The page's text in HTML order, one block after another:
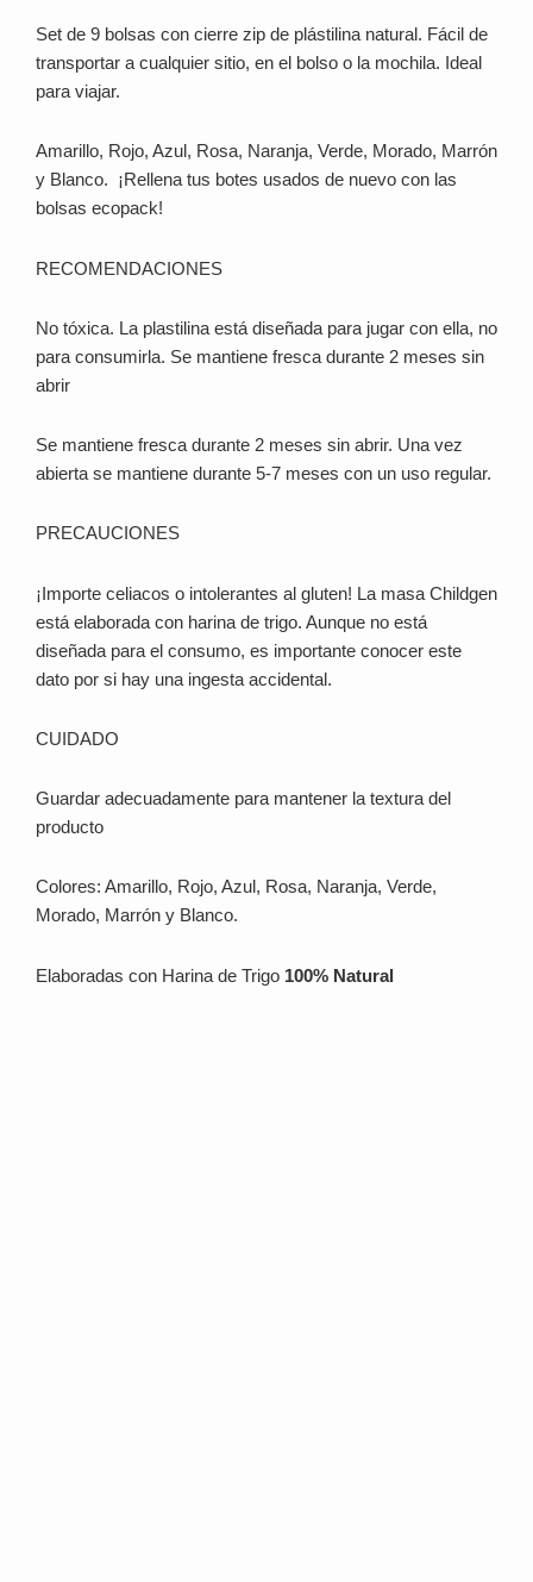
Set de 9 bolsas con cierre zip de plástilina natural. Fácil de
transportar a cualquier sitio, en el bolso o la mochila. Ideal
para viajar.
Amarillo, Rojo, Azul, Rosa, Naranja, Verde, Morado, Marrón
y Blanco. ¡Rellena tus botes usados de nuevo con las
bolsas ecopack!
RECOMENDACIONES
No tóxica. La plastilina está diseñada para jugar con ella, no
para consumirla. Se mantiene fresca durante 2 meses sin
abrir
Se mantiene fresca durante 2 meses sin abrir. Una vez
abierta se mantiene durante 5-7 meses con un uso regular.
PRECAUCIONES
¡Importe celiacos o intolerantes al gluten! La masa Childgen
está elaborada con harina de trigo. Aunque no está
diseñada para el consumo, es importante conocer este
dato por si hay una ingesta accidental.
CUIDADO
Guardar adecuadamente para mantener la textura del
producto
Colores: Amarillo, Rojo, Azul, Rosa, Naranja, Verde,
Morado, Marrón y Blanco.
Elaboradas con Harina de Trigo 100% Natural